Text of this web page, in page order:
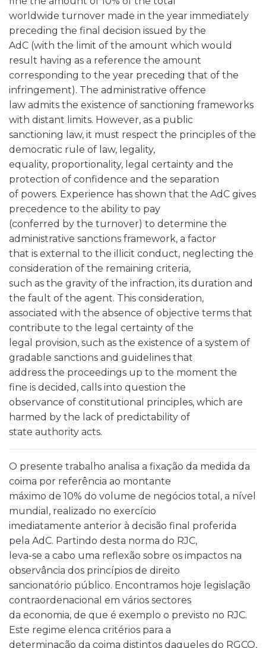
worldwide turnover made in the year immediately
preceding the final decision issued by the
AdC (with the limit of the amount which would
result having as a reference the amount
corresponding to the year preceding that of the
infringement). The administrative offence
law admits the existence of sanctioning frameworks
with distant limits. However, as a public
sanctioning law, it must respect the principles of the
democratic rule of law, legality,
equality, proportionality, legal certainty and the
protection of confidence and the separation
of powers. Experience has shown that the AdC gives
precedence to the ability to pay
(conferred by the turnover) to determine the
administrative sanctions framework, a factor
that is external to the illicit conduct, neglecting the
consideration of the remaining criteria,
such as the gravity of the infraction, its duration and
the fault of the agent. This consideration,
associated with the absence of objective terms that
contribute to the legal certainty of the
legal provision, such as the existence of a system of
gradable sanctions and guidelines that
address the proceedings up to the moment the
fine is decided, calls into question the
observance of constitutional principles, which are
harmed by the lack of predictability of
state authority acts.
O presente trabalho analisa a fixação da medida da
coima por referência ao montante
máximo de 10% do volume de negócios total, a nível
mundial, realizado no exercício
imediatamente anterior à decisão final proferida
pela AdC. Partindo desta norma do RJC,
leva-se a cabo uma reflexão sobre os impactos na
observância dos princípios de direito
sancionatório público. Encontramos hoje legislação
contraordenacional em vários sectores
da economia, de que é exemplo o previsto no RJC.
Este regime elenca critérios para a
determinação da coima distintos daqueles do RGCO,